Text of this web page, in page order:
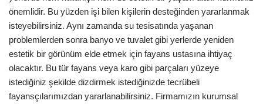
önemlidir. Bu yüzden işi bilen kişilerin desteğinden yararlanmak
isteyebilirsiniz. Aynı zamanda su tesisatında yaşanan
problemlerden sonra banyo ve tuvalet gibi yerlerde yeniden
estetik bir görünüm elde etmek için fayans ustasına ihtiyaç
olacaktır. Bu tür fayans veya karo gibi parçaları yüzeye
istediğiniz şekilde dizdirmek istediğinizde tecrübeli
fayansçılarımızdan yararlanabilirsiniz. Firmamızın kurumsal